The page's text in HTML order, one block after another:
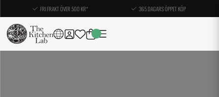
FRI FRAKT ÖVER 500 KR* 365 DAGARS ÖPPET KÖP